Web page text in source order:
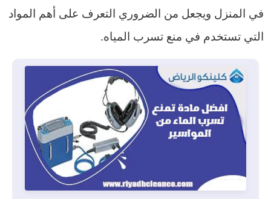
في المنزل ويجعل من الضروري التعرف على أهم المواد
التي تستخدم في منع تسرب المياه.